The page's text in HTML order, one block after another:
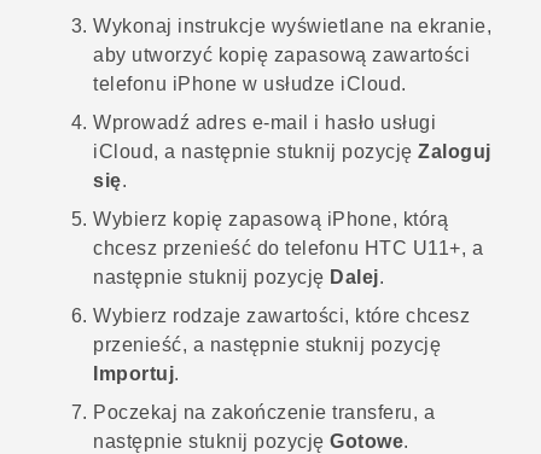
Wykonaj instrukcje wyświetlane na ekranie,
aby utworzyć kopię zapasową zawartości
telefonu iPhone w usłudze iCloud.
Wprowadź adres e-mail i hasło usługi
iCloud, a następnie stuknij pozycję Zaloguj
się.
Wybierz kopię zapasową iPhone, którą
chcesz przenieść do telefonu HTC U11‍+, a
następnie stuknij pozycję Dalej.
Wybierz rodzaje zawartości, które chcesz
przenieść, a następnie stuknij pozycję
Importuj.
Poczekaj na zakończenie transferu, a
następnie stuknij pozycję Gotowe.